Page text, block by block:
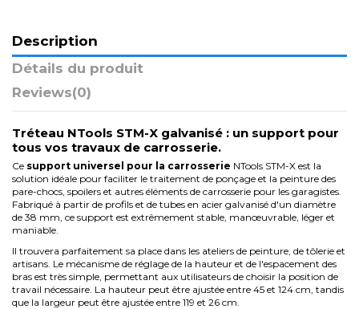
Description
Détails du produit
Reviews(0)
Tréteau NTools STM-X galvanisé : un support pour
tous vos travaux de carrosserie.
Ce support universel pour la carrosserie NTools STM-X est la
solution idéale pour faciliter le traitement de ponçage et la peinture des
pare-chocs, spoilers et autres éléments de carrosserie pour les garagistes.
Fabriqué à partir de profils et de tubes en acier galvanisé d'un diamètre
de 38 mm, ce support est extrêmement stable, manœuvrable, léger et
maniable.
Il trouvera parfaitement sa place dans les ateliers de peinture, de tôlerie et
artisans. Le mécanisme de réglage de la hauteur et de l'espacement des
bras est très simple, permettant aux utilisateurs de choisir la position de
travail nécessaire. La hauteur peut être ajustée entre 45 et 124 cm, tandis
que la largeur peut être ajustée entre 119 et 26 cm.